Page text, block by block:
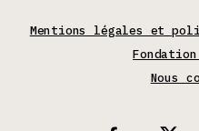
Mentions légales et
Nous